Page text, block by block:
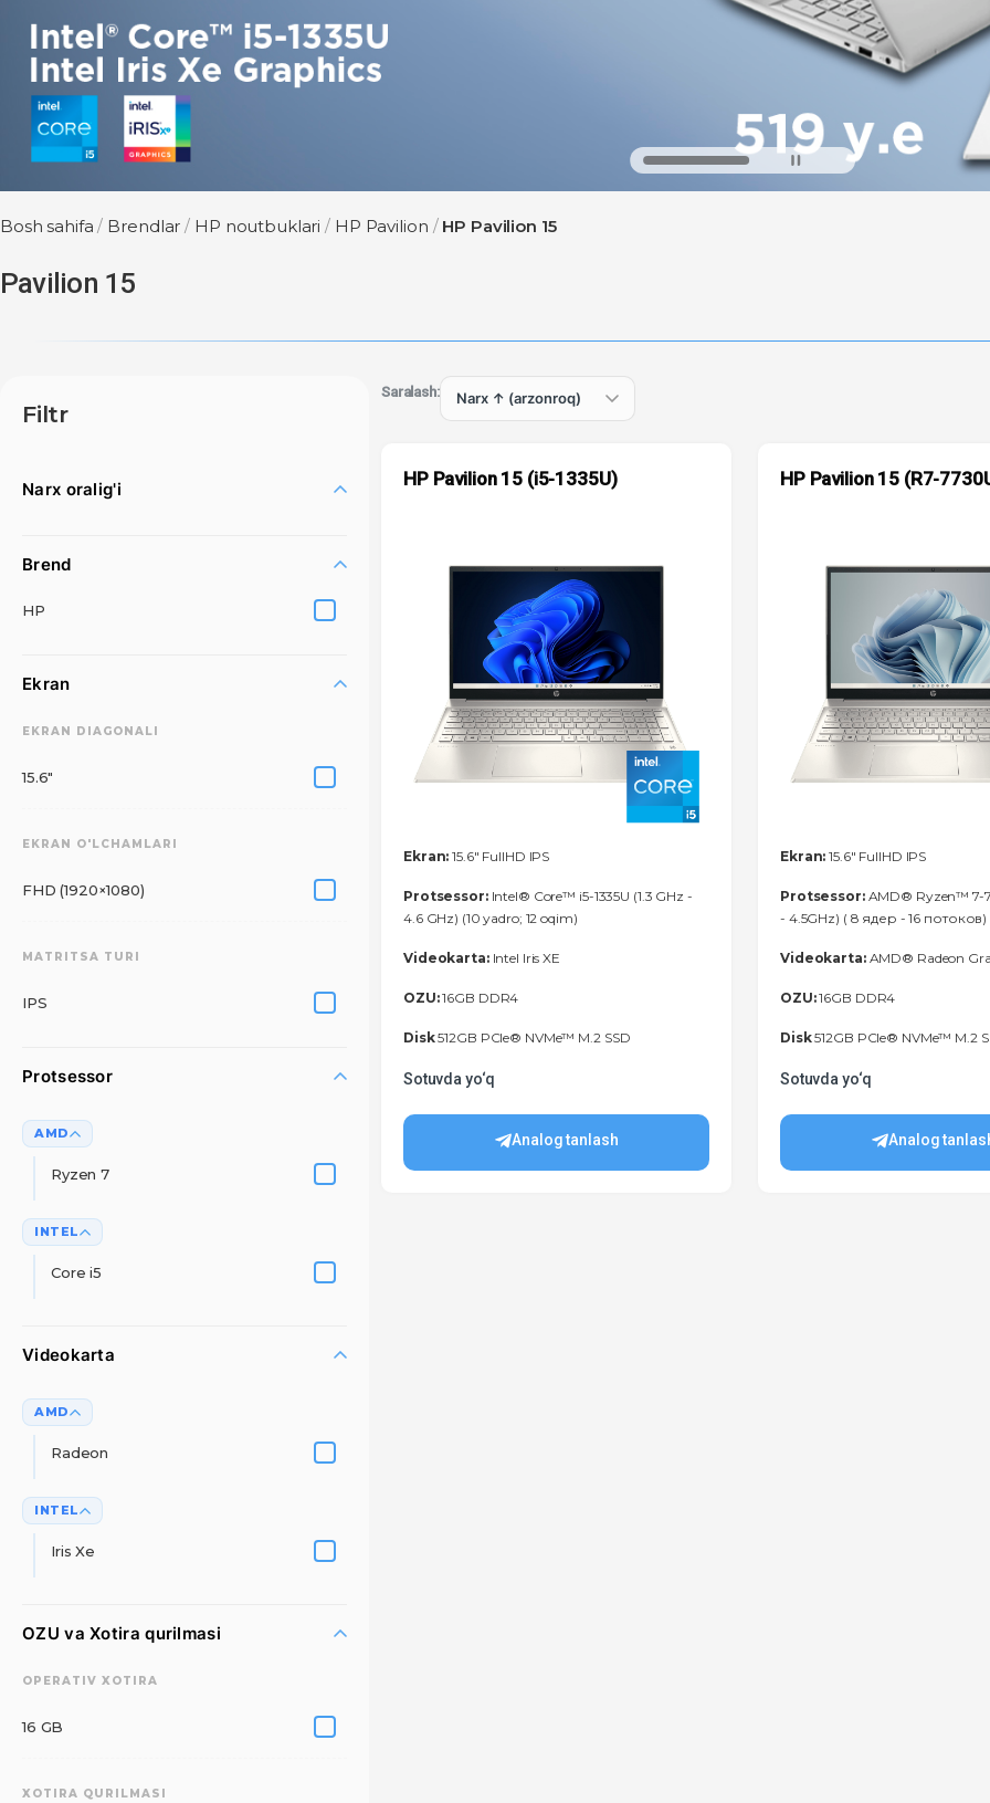
Bosh sahifa / Brendlar / HP noutbuklari / HP Pavilion / HP Pavilion 15
Pavilion 15
Filtr
Narx oralig'i
Brend
HP
Ekran
EKRAN DIAGONALI
15.6"
EKRAN O'LCHAMLARI
FHD (1920×1080)
MATRITSA TURI
IPS
Protsessor
AMD
Ryzen 7
INTEL
Core i5
Videokarta
AMD
Radeon
INTEL
Iris Xe
OZU va Xotira qurilmasi
OPERATIV XOTIRA
16 GB
XOTIRA QURILMASI
Saralash:
HP Pavilion 15 (i5-1335U)
Ekran: 15.6" FullHD IPS
Protsessor:Intel® Core™ i5-1335U (1.3 GHz -
4.6 GHz) (10 yadro; 12 oqim)
Videokarta:Intel Iris XE
OZU:16GB DDR4
Disk512GB PCIe® NVMe™ M.2 SSD
Sotuvda yo‘q
Analog tanlash
HP Pavilion 15 (R7-
Ekran: 15.6" FullHD IPS
Protsessor:AMD® Ryzen™ 7-
- 4.5GHz) ( 8 ядер - 16 потоков)
Videokarta:AMD® Radeon
OZU:16GB DDR4
Disk512GB PCIe® NVMe™ M.2
Sotuvda yo‘q
Analog